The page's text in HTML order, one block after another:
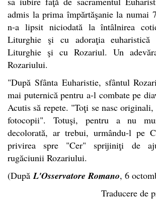
admis la prima împărtăşanie la numai
n-a lipsit niciodată la întâlnirea
Liturghie şi cu adoraţia
Liturghie şi cu Rozariul. Un
Rozariului.
"După Sfânta Euharistie, sfântul
mai puternică pentru a-l combate pe
Acutis să repete. "Toţi se nasc
fotocopii". Totuşi, pentru a nu
decolorată, ar trebui, urmându-l pe
privirea spre "Cer" sprijiniţi de
rugăciunii Rozariului.
(După L'Osservatore Romano, 6
Traducere de